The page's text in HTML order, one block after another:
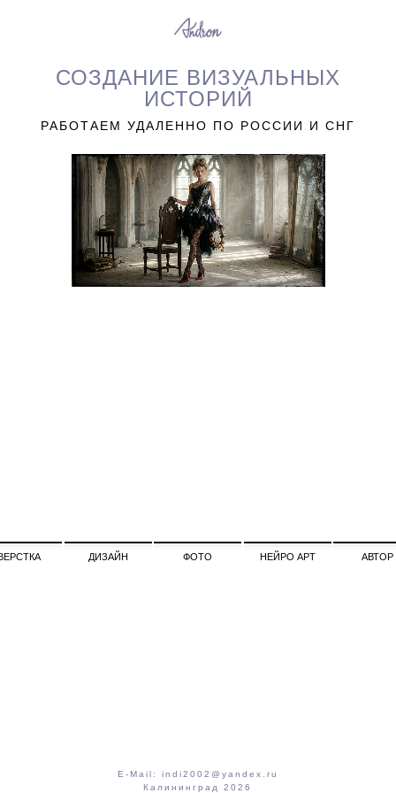
СОЗДАНИЕ ВИЗУАЛЬНЫХ
ИСТОРИЙ
РАБОТАЕМ УДАЛЕННО ПО РОССИИ И СНГ
ДИЗАЙН ФОТО НЕЙРО АРТ АВТОР
E-Mail: indi2002@yandex.ru
Калининград 2026